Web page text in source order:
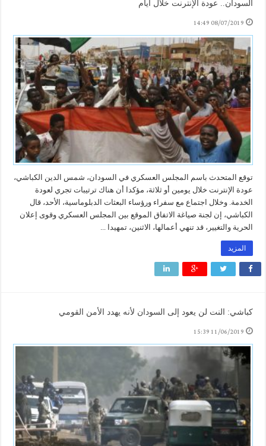
السودان.. عودة الإنترنت خلال أيام
08/07/2019 14:49
توقع المتحدث باسم المجلس العسكري في السودان، شمس الدين الكباشي،
عودة الإنترنت خلال يومين أو ثلاثة، مؤكدا أن هناك ترتيبات تجري لعودة
الخدمة. وخلال اجتماع مع سفراء ورؤساء البعثات الدبلوماسية، الأحد، قال
الكباشي، إن لجنة صياغة الاتفاق الموقع بين المجلس العسكري وقوى إعلان
الحرية والتغيير، قد تنهي أعمالها، الاثنين، تمهيدا ...
المزيد
كباشي: النت لن يعود إلى السودان لأنه يهدد الأمن القومي
11/06/2019 15:39